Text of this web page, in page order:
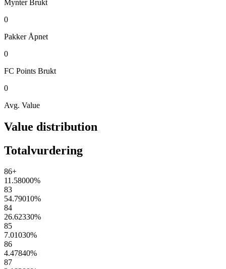
Mynter Brukt
0
Pakker Åpnet
0
FC Points Brukt
0
Avg. Value
Value distribution
Totalvurdering
86+
11.58000%
83
54.79010%
84
26.62330%
85
7.01030%
86
4.47840%
87